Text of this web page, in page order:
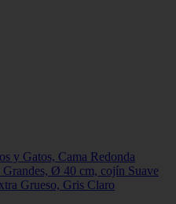
y Gatos, Cama Redonda
Grandes, Ø 40 cm, cojín Suave
Grueso, Gris Claro